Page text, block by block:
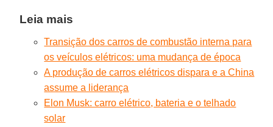
Leia mais
Transição dos carros de combustão interna para
os veículos elétricos: uma mudança de época
A produção de carros elétricos dispara e a China
assume a liderança
Elon Musk: carro elétrico, bateria e o telhado
solar